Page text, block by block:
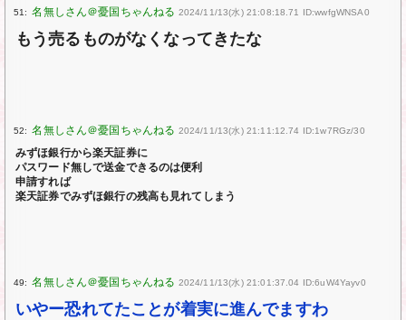
51: 2024/11/13(水) 21:08:18.71 ID:wwfgWNSA0
もう売るものがなくなってきたな
52: 2024/11/13(水) 21:11:12.74 ID:1w7RGz/30
みずほ銀行から楽天証券に
パスワード無しで送金できるのは便利
申請すれば
楽天証券でみずほ銀行の残高も見れてしまう
49: 2024/11/13(水) 21:01:37.04 ID:6uW4Yayv0
いやー恐れてたことが着実に進んでますわ